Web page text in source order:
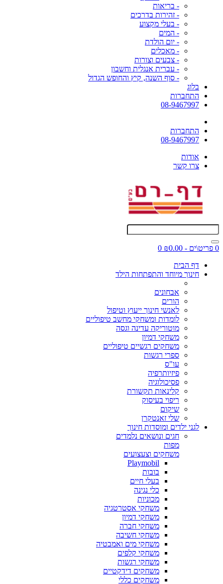
- בריאות
- זהירות בדרכים
- בעלי מקצוע
- המים
- יום הולדת
- מאכלים
- צבעים וצורות
- עברית אנגלית וחשבון
- סוף השנה, קיץ והחופש הגדול
בלוג
התחברות
08-9467997
התחברות
08-9467997
אודות
צרו קשר
0 פריט\ים - ₪0.00
0
דף הבית
חינוך מיוחד והתפתחות הילד
אבחונים
הורים
לאנשי חינוך ייעוץ וטיפול
לומדות ומשחקי מחשב טיפוליים
מוטוריקה עדינה וגסה
משחקי דמיון
משחקים רגשיים טיפוליים
ספרי רגשות
עו"ס
פיזיותרפיה
פסיכולוגיה
קלינאות תקשורת
ריפוי בעיסוק
שיקום
שלי זאנטקרן
לגני ילדים ומוסדות חינוך
חגים ונושאים נלמדים
מפות
משחקים וצעצועים
Playmobil
בובות
בעלי חיים
כלי נגינה
מכוניות
משחקי אסטרטגיה
משחקי דמיון
משחקי חברה
משחקי חשיבה
משחקי מים ואמבטיה
משחקי קלפים
משחקי רגשות
משחקים דידקטיים
משחקים כללי